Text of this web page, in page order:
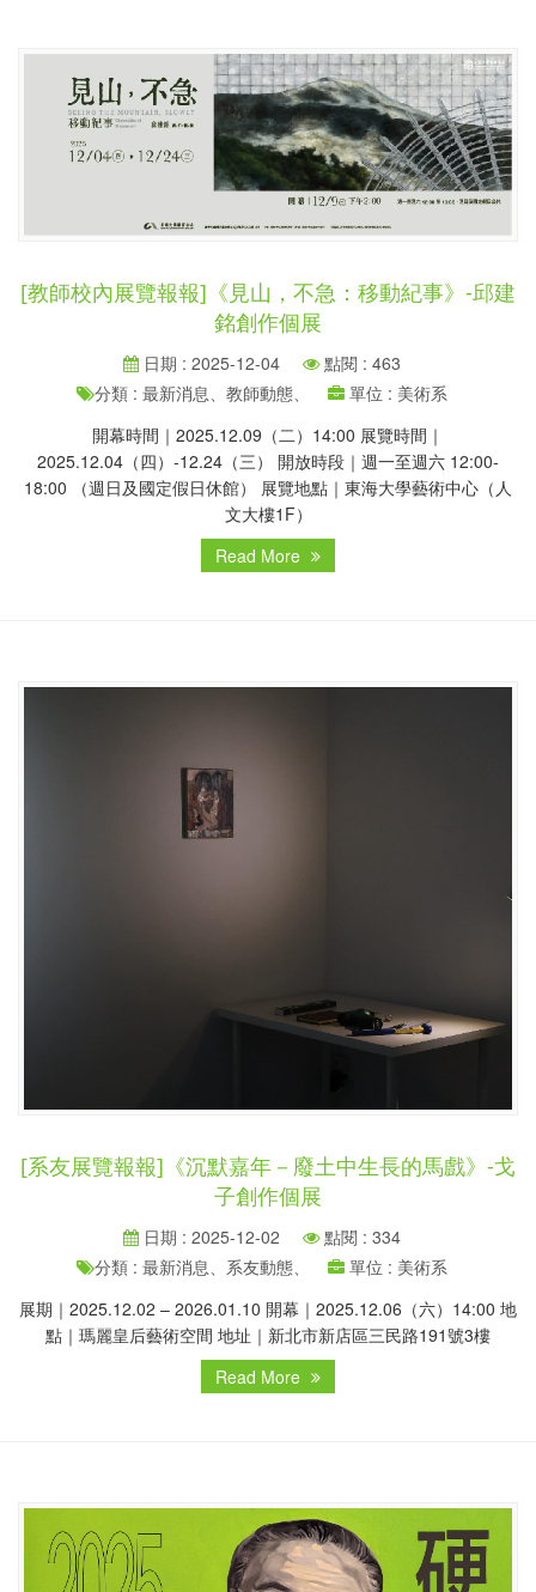
[教師校內展覽報報]《見山，不急：移動紀事》-邱建
銘創作個展
日期 : 2025-12-04
點閱 : 463
分類 : 最新消息、教師動態、
單位 : 美術系
開幕時間｜2025.12.09（二）14:00 展覽時間｜
2025.12.04（四）-12.24（三） 開放時段｜週一至週六 12:00-
18:00 （週日及國定假日休館） 展覽地點｜東海大學藝術中心（人
文大樓1F）
Read More
[系友展覽報報]《沉默嘉年－廢土中生長的馬戲》-戈
子創作個展
日期 : 2025-12-02
點閱 : 334
分類 : 最新消息、系友動態、
單位 : 美術系
展期｜2025.12.02 – 2026.01.10 開幕｜2025.12.06（六）14:00 地
點｜瑪麗皇后藝術空間 地址｜新北市新店區三民路191號3樓
Read More